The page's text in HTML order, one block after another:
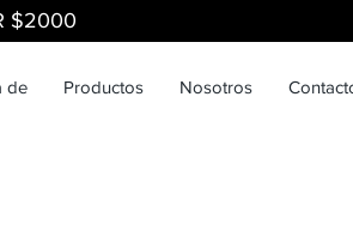
$2000
de Productos Nosotros